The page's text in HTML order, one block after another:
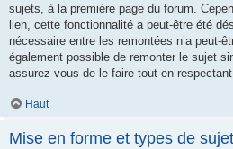
sujets, à la première page du forum.
lien, cette fonctionnalité a peut-être été
nécessaire entre les remontées n’a peut-
également possible de remonter le sujet
assurez-vous de le faire tout en
Haut
Mise en forme et types de